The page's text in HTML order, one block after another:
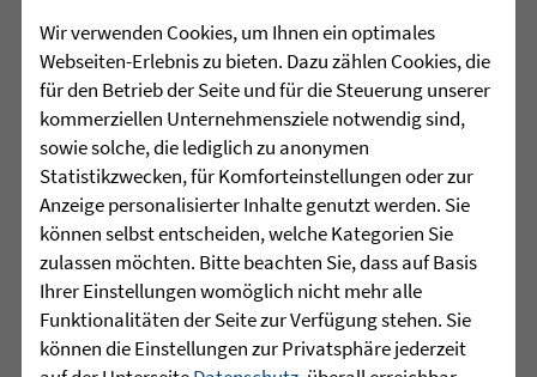
war gestern
Eine Woche lang herrschte in Arnach
ganz besondere Zirkusluft: Gemeinsam
haben die Sprachheilschule Arnach der
Zieglerschen, die Grundschule Arnach
und der Kindergarten Arnach ein
außergewöhnliches Zirkusprojekt mit
dem Zirkus ZappZarap aus Leverkusen
...
mehr lesen
Wir verwenden Cookies, um Ihnen ein optimales
Webseiten-Erlebnis zu bieten. Dazu zählen Cookies, die
für den Betrieb der Seite und für die Steuerung unserer
kommerziellen Unternehmensziele notwendig sind,
sowie solche, die lediglich zu anonymen
Statistikzwecken, für Komforteinstellungen oder zur
Anzeige personalisierter Inhalte genutzt werden. Sie
können selbst entscheiden, welche Kategorien Sie
zulassen möchten. Bitte beachten Sie, dass auf Basis
Ihrer Einstellungen womöglich nicht mehr alle
Funktionalitäten der Seite zur Verfügung stehen. Sie
können die Einstellungen zur Privatsphäre jederzeit